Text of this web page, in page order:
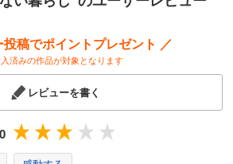
投稿でポイントプレゼント ／
済みの作品が対象となります
レビューを書く